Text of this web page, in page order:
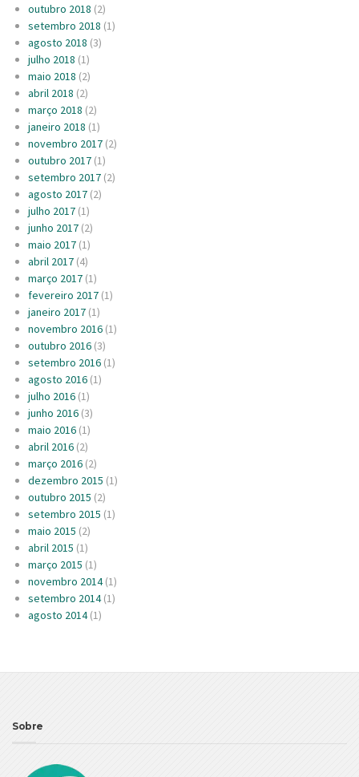
outubro 2018 (2)
setembro 2018 (1)
agosto 2018 (3)
julho 2018 (1)
maio 2018 (2)
abril 2018 (2)
março 2018 (2)
janeiro 2018 (1)
novembro 2017 (2)
outubro 2017 (1)
setembro 2017 (2)
agosto 2017 (2)
julho 2017 (1)
junho 2017 (2)
maio 2017 (1)
abril 2017 (4)
março 2017 (1)
fevereiro 2017 (1)
janeiro 2017 (1)
novembro 2016 (1)
outubro 2016 (3)
setembro 2016 (1)
agosto 2016 (1)
julho 2016 (1)
junho 2016 (3)
maio 2016 (1)
abril 2016 (2)
março 2016 (2)
dezembro 2015 (1)
outubro 2015 (2)
setembro 2015 (1)
maio 2015 (2)
abril 2015 (1)
março 2015 (1)
novembro 2014(1)
setembro 2014(1)
agosto 2014(1)
Sobre